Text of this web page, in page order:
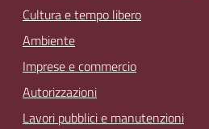
Cultura e tempo libero
Ambiente
Imprese e commercio
Autorizzazioni
Lavori pubblici e manutenzioni